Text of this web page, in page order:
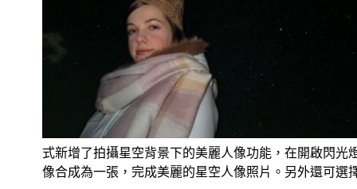
式新增了拍攝星空背景下的美麗人像功能，在開啟閃
像合成為一張，完成美麗的星空人像照片。另外還可選